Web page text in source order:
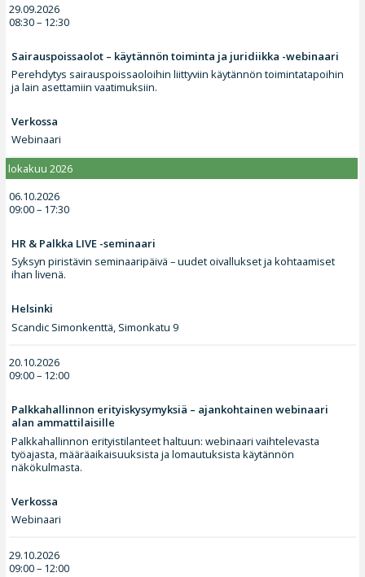
29.09.2026
08:30 – 12:30
Sairauspoissaolot – käytännön toiminta ja juridiikka -webinaari
Perehdytys sairauspoissaoloihin liittyviin käytännön toimintatapoihin
ja lain asettamiin vaatimuksiin.
Verkossa
Webinaari
lokakuu 2026
06.10.2026
09:00 – 17:30
HR & Palkka LIVE -seminaari
Syksyn piristävin seminaaripäivä – uudet oivallukset ja kohtaamiset
ihan livenä.
Helsinki
Scandic Simonkenttä, Simonkatu 9
20.10.2026
09:00 – 12:00
Palkkahallinnon erityiskysymyksiä – ajankohtainen webinaari
alan ammattilaisille
Palkkahallinnon erityistilanteet haltuun: webinaari vaihtelevasta
työajasta, määräaikaisuuksista ja lomautuksista käytännön
näkökulmasta.
Verkossa
Webinaari
29.10.2026
09:00 – 12:00